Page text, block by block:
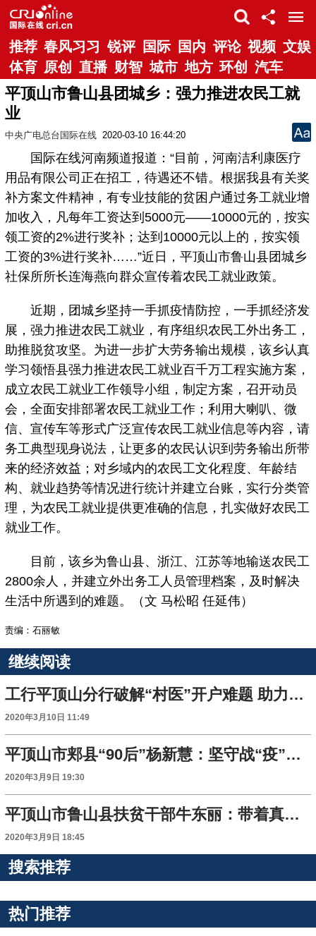
推荐 春风习习 锐评 国际 国内 评论 视频 文娱
体育 原创 直播 财智 城市 地方 环创 汽车
平顶山市鲁山县团城乡：强力推进农民工就
业
中央广电总台国际在线 2020-03-10 16:44:20
国际在线河南频道报道：“目前，河南洁利康医疗
用品有限公司正在招工，待遇还不错。根据我县有关奖
补方案文件精神，有专业技能的贫困户通过务工就业增
加收入，凡每年工资达到5000元——10000元的，按实
领工资的2%进行奖补；达到10000元以上的，按实领
工资的3%进行奖补……”近日，平顶山市鲁山县团城乡
社保所所长连海燕向群众宣传着农民工就业政策。
近期，团城乡坚持一手抓疫情防控，一手抓经济发
展，强力推进农民工就业，有序组织农民工外出务工，
助推脱贫攻坚。为进一步扩大劳务输出规模，该乡认真
学习领悟县强力推进农民工就业百千万工程实施方案，
成立农民工就业工作领导小组，制定方案，召开动员
会，全面安排部署农民工就业工作；利用大喇叭、微
信、宣传车等形式广泛宣传农民工就业信息等内容，请
务工典型现身说法，让更多的农民认识到劳务输出所带
来的经济效益；对乡域内的农民工文化程度、年龄结
构、就业趋势等情况进行统计并建立台账，实行分类管
理，为农民工就业提供更准确的信息，扎实做好农民工
就业工作。
目前，该乡为鲁山县、浙江、江苏等地输送农民工
2800余人，并建立外出务工人员管理档案，及时解决
生活中所遇到的难题。（文 马松昭 任延伟）
责编：石丽敏
继续阅读
工行平顶山分行破解“村医”开户难题 助力基层战“疫”
2020年3月10日 11:49
平顶山市郏县“90后”杨新慧：坚守战“疫”不放松
2020年3月9日 19:30
平顶山市鲁山县扶贫干部牛东丽：带着真情去扶贫
2020年3月9日 18:45
搜索推荐
热门推荐